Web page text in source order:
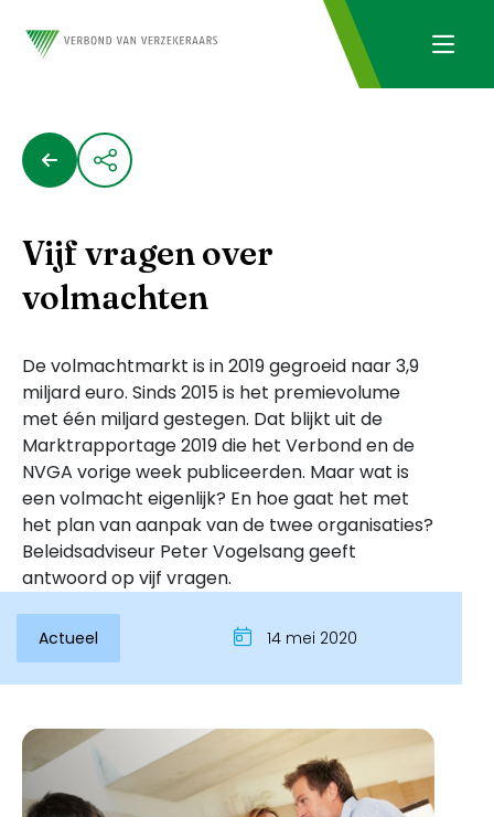
Inloggen
Vijf vragen over
volmachten
De volmachtmarkt is in 2019 gegroeid naar 3,9
miljard euro. Sinds 2015 is het premievolume
met één miljard gestegen. Dat blijkt uit de
Marktrapportage 2019 die het Verbond en de
NVGA vorige week publiceerden. Maar wat is
een volmacht eigenlijk? En hoe gaat het met
het plan van aanpak van de twee organisaties?
Beleidsadviseur Peter Vogelsang geeft
antwoord op vijf vragen.
Actueel 14 mei 2020